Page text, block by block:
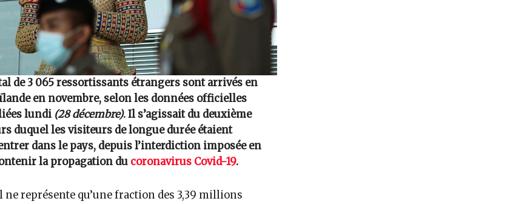
de 3 065 ressortissants étrangers sont arrivés en
en novembre, selon les données officielles
lundi (28 décembre). Il s’agissait du deuxième
duquel les visiteurs de longue durée étaient
dans le pays, depuis l’interdiction imposée en
la propagation du coronavirus Covid-19.
ne représente qu’une fraction des 3,39 millions